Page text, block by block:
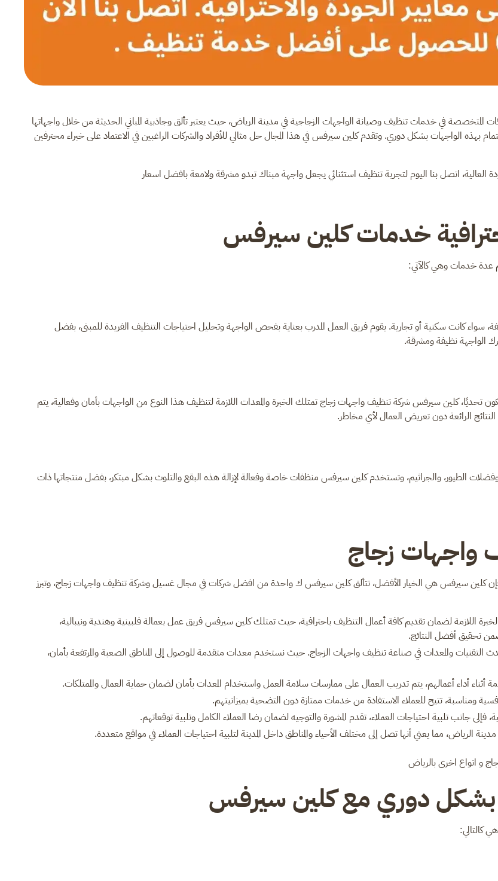
المتخصصة في خدمات تنظيف وصيانة الواجهات الزجاجية في مدينة الرياض، حيث يعتبر تألق وجاذبية المباني الحديثة من خلال واجهاتها
بهذه الواجهات بشكل دوري. وتقدم كلين سيرفس في هذا المجال حل مثالي للأفراد والشركات الراغبين في الاعتماد على خبراء محترفين
اتصل بنا اليوم لتجربة تنظيف استثنائي يجعل واجهة مبناك تبدو مشرقة ولامعة بافضل اسعار
خدمات كلين سيرفس
عدة خدمات وهي كالآتي:
سواء كانت سكنية أو تجارية. يقوم فريق العمل المدرب بعناية بفحص الواجهة وتحليل احتياجات التنظيف الفريدة للمبنى، بفضل
الواجهة نظيفة ومشرقة.
تحديًا، كلين سيرفس شركة تنظيف واجهات زجاج تمتلك الخبرة والمعدات اللازمة لتنظيف هذا النوع من الواجهات بأمان وفعالية، يتم
الرائعة دون تعريض العمال لأي مخاطر.
وفضلات الطيور، والجراثيم، وتستخدم كلين سيرفس منظفات خاصة وفعالة لإزالة هذه البقع والتلوث بشكل مبتكر، بفضل منتجاتها ذات
واجهات زجاج
كلين سيرفس هي الخيار الأفضل، تتألق كلين سيرفس ك واحدة من افضل شركات في مجال غسيل وشركة تنظيف واجهات زجاج، وتبرز
اللازمة لضمان تقديم كافة أعمال التنظيف باحترافية، حيث تمتلك كلين سيرفس فريق عمل بعمالة فلبينية وهندية ونيبالية،
تحقيق أفضل النتائج.
والمعدات في صناعة تنظيف واجهات الزجاج. حيث نستخدم معدات متقدمة للوصول إلى المناطق الصعبة والمرتفعة بأمان،
أثناء أداء أعمالهم، يتم تدريب العمال على ممارسات سلامة العمل واستخدام المعدات بأمان لضمان حماية العمال والممتلكات.
ومناسبة، تتيح للعملاء الاستفادة من خدمات ممتازة دون التضحية بميزانيتهم.
جانب تلبية احتياجات العملاء، تقدم المشورة والتوجيه لضمان رضا العملاء الكامل وتلبية توقعاتهم.
الرياض، مما يعني أنها تصل إلى مختلف الأحياء والمناطق داخل المدينة لتلبية احتياجات العملاء في مواقع متعددة.
و انواع اخرى بالرياض
بشكل دوري مع كلين سيرفس
كالتالي: